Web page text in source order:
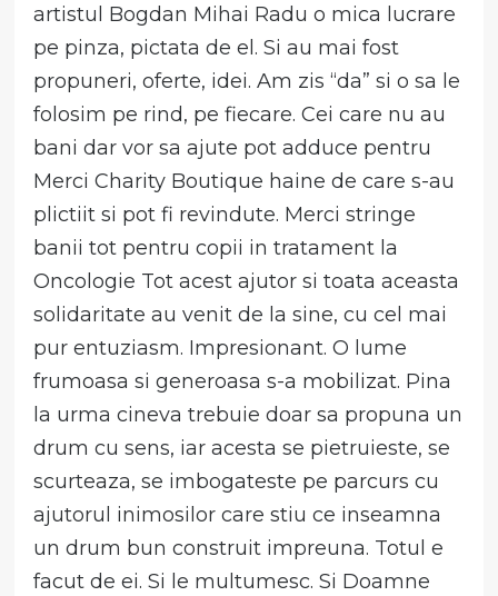
artistul Bogdan Mihai Radu o mica lucrare
pe pinza, pictata de el. Si au mai fost
propuneri, oferte, idei. Am zis “da” si o sa le
folosim pe rind, pe fiecare. Cei care nu au
bani dar vor sa ajute pot adduce pentru
Merci Charity Boutique haine de care s-au
plictiit si pot fi revindute. Merci stringe
banii tot pentru copii in tratament la
Oncologie Tot acest ajutor si toata aceasta
solidaritate au venit de la sine, cu cel mai
pur entuziasm. Impresionant. O lume
frumoasa si generoasa s-a mobilizat. Pina
la urma cineva trebuie doar sa propuna un
drum cu sens, iar acesta se pietruieste, se
scurteaza, se imbogateste pe parcurs cu
ajutorul inimosilor care stiu ce inseamna
un drum bun construit impreuna. Totul e
facut de ei. Si le multumesc. Si Doamne